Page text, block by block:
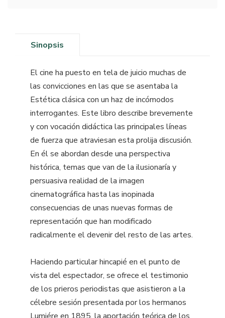
Sinopsis
El cine ha puesto en tela de juicio muchas de
las convicciones en las que se asentaba la
Estética clásica con un haz de incómodos
interrogantes. Este libro describe brevemente
y con vocación didáctica las principales líneas
de fuerza que atraviesan esta prolija discusión.
En él se abordan desde una perspectiva
histórica, temas que van de la ilusionaría y
persuasiva realidad de la imagen
cinematográfica hasta las inopinada
consecuencias de unas nuevas formas de
representación que han modificado
radicalmente el devenir del resto de las artes.
Haciendo particular hincapié en el punto de
vista del espectador, se ofrece el testimonio
de los prieros periodistas que asistieron a la
célebre sesión presentada por los hermanos